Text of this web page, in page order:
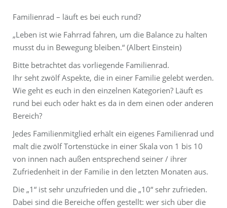
Familienrad – läuft es bei euch rund?
„Leben ist wie Fahrrad fahren, um die Balance zu halten
musst du in Bewegung bleiben.“ (Albert Einstein)
Bitte betrachtet das vorliegende Familienrad.
Ihr seht zwölf Aspekte, die in einer Familie gelebt werden.
Wie geht es euch in den einzelnen Kategorien? Läuft es
rund bei euch oder hakt es da in dem einen oder anderen
Bereich?
Jedes Familienmitglied erhält ein eigenes Familienrad und
malt die zwölf Tortenstücke in einer Skala von 1 bis 10
von innen nach außen entsprechend seiner / ihrer
Zufriedenheit in der Familie in den letzten Monaten aus.
Die „1“ ist sehr unzufrieden und die „10“ sehr zufrieden.
Dabei sind die Bereiche offen gestellt: wer sich über die